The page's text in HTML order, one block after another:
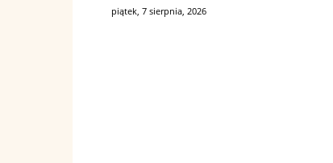
piątek, 7 sierpnia, 2026